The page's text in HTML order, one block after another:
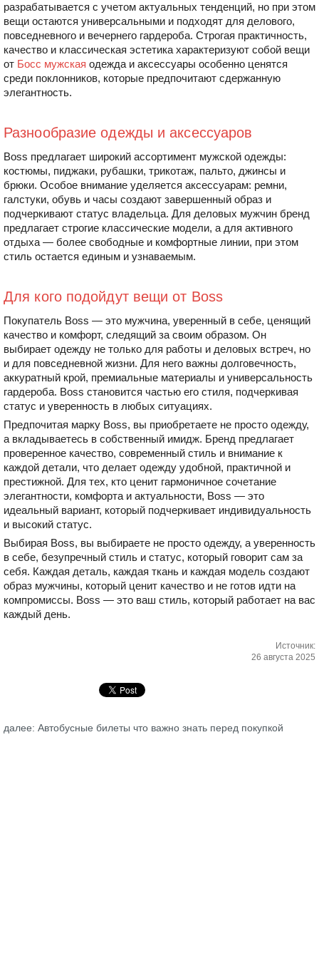
разрабатывается с учетом актуальных тенденций, но при этом
вещи остаются универсальными и подходят для делового,
повседневного и вечернего гардероба. Строгая практичность,
качество и классическая эстетика характеризуют собой вещи
от Босс мужская одежда и аксессуары особенно ценятся
среди поклонников, которые предпочитают сдержанную
элегантность.
Разнообразие одежды и аксессуаров
Boss предлагает широкий ассортимент мужской одежды:
костюмы, пиджаки, рубашки, трикотаж, пальто, джинсы и
брюки. Особое внимание уделяется аксессуарам: ремни,
галстуки, обувь и часы создают завершенный образ и
подчеркивают статус владельца. Для деловых мужчин бренд
предлагает строгие классические модели, а для активного
отдыха — более свободные и комфортные линии, при этом
стиль остается единым и узнаваемым.
Для кого подойдут вещи от Boss
Покупатель Boss — это мужчина, уверенный в себе, ценящий
качество и комфорт, следящий за своим образом. Он
выбирает одежду не только для работы и деловых встреч, но
и для повседневной жизни. Для него важны долговечность,
аккуратный крой, премиальные материалы и универсальность
гардероба. Boss становится частью его стиля, подчеркивая
статус и уверенность в любых ситуациях.
Предпочитая марку Boss, вы приобретаете не просто одежду,
а вкладываетесь в собственный имидж. Бренд предлагает
проверенное качество, современный стиль и внимание к
каждой детали, что делает одежду удобной, практичной и
престижной. Для тех, кто ценит гармоничное сочетание
элегантности, комфорта и актуальности, Boss — это
идеальный вариант, который подчеркивает индивидуальность
и высокий статус.
Выбирая Boss, вы выбираете не просто одежду, а уверенность
в себе, безупречный стиль и статус, который говорит сам за
себя. Каждая деталь, каждая ткань и каждая модель создают
образ мужчины, который ценит качество и не готов идти на
компромиссы. Boss — это ваш стиль, который работает на вас
каждый день.
Источник:
26 августа 2025
далее: Автобусные билеты что важно знать перед покупкой